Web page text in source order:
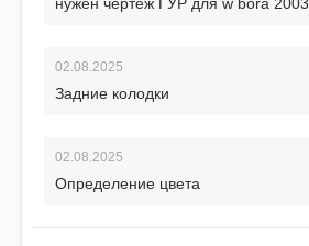
02.08.2025
Задние колодки
02.08.2025
Определение цвета